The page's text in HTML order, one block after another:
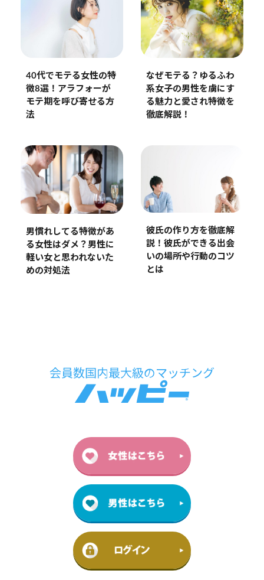
40代でモテる女性の特
徴8選！アラフォーが
モテ期を呼び寄せる方
法
なぜモテる？ゆるふわ
系女子の男性を虜にす
る魅力と愛され特徴を
徹底解説！
男慣れしてる特徴があ
る女性はダメ？男性に
軽い女と思われないた
めの対処法
彼氏の作り方を徹底解
説！彼氏ができる出会
いの場所や行動のコツ
とは